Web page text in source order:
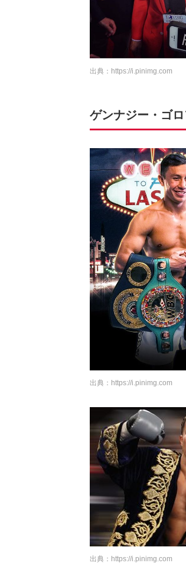
出典： https://i.pinimg.com
ゲンナジー・ゴ
出典： https://i.pinimg.com
出典： https://i.pinimg.com